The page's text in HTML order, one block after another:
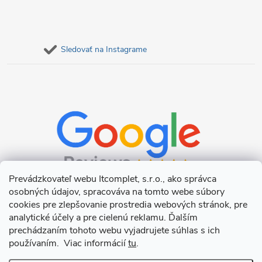
Prevádzkovateľ webu Itcomplet, s.r.o., ako správca
osobných údajov, spracováva na tomto webe súbory
cookies pre zlepšovanie prostredia webových stránok, pre
analytické účely a pre cielenú reklamu. Ďalším
prechádzaním tohoto webu vyjadrujete súhlas s ich
používaním. Viac informáciítu.
Sledovať na Instagrame